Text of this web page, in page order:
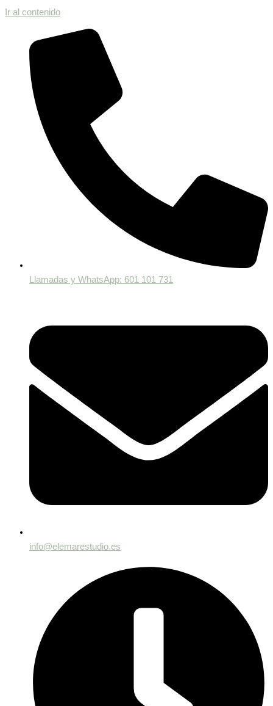
Ir al contenido
Llamadas y WhatsApp: 601 101 731
info@elemarestudio.es